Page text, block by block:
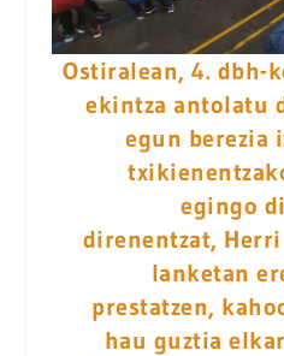
Ostiralean, 4. dbh-
ekintza antolatu
egun berezia
egingo
direnentzat,
lanketan
prestatzen,
hau guztia